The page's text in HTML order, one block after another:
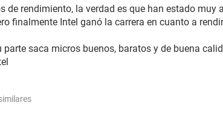
de rendimiento, la verdad es que han estado muy
finalmente Intel ganó la carrera en cuanto a
parte saca micros buenos, baratos y de buena